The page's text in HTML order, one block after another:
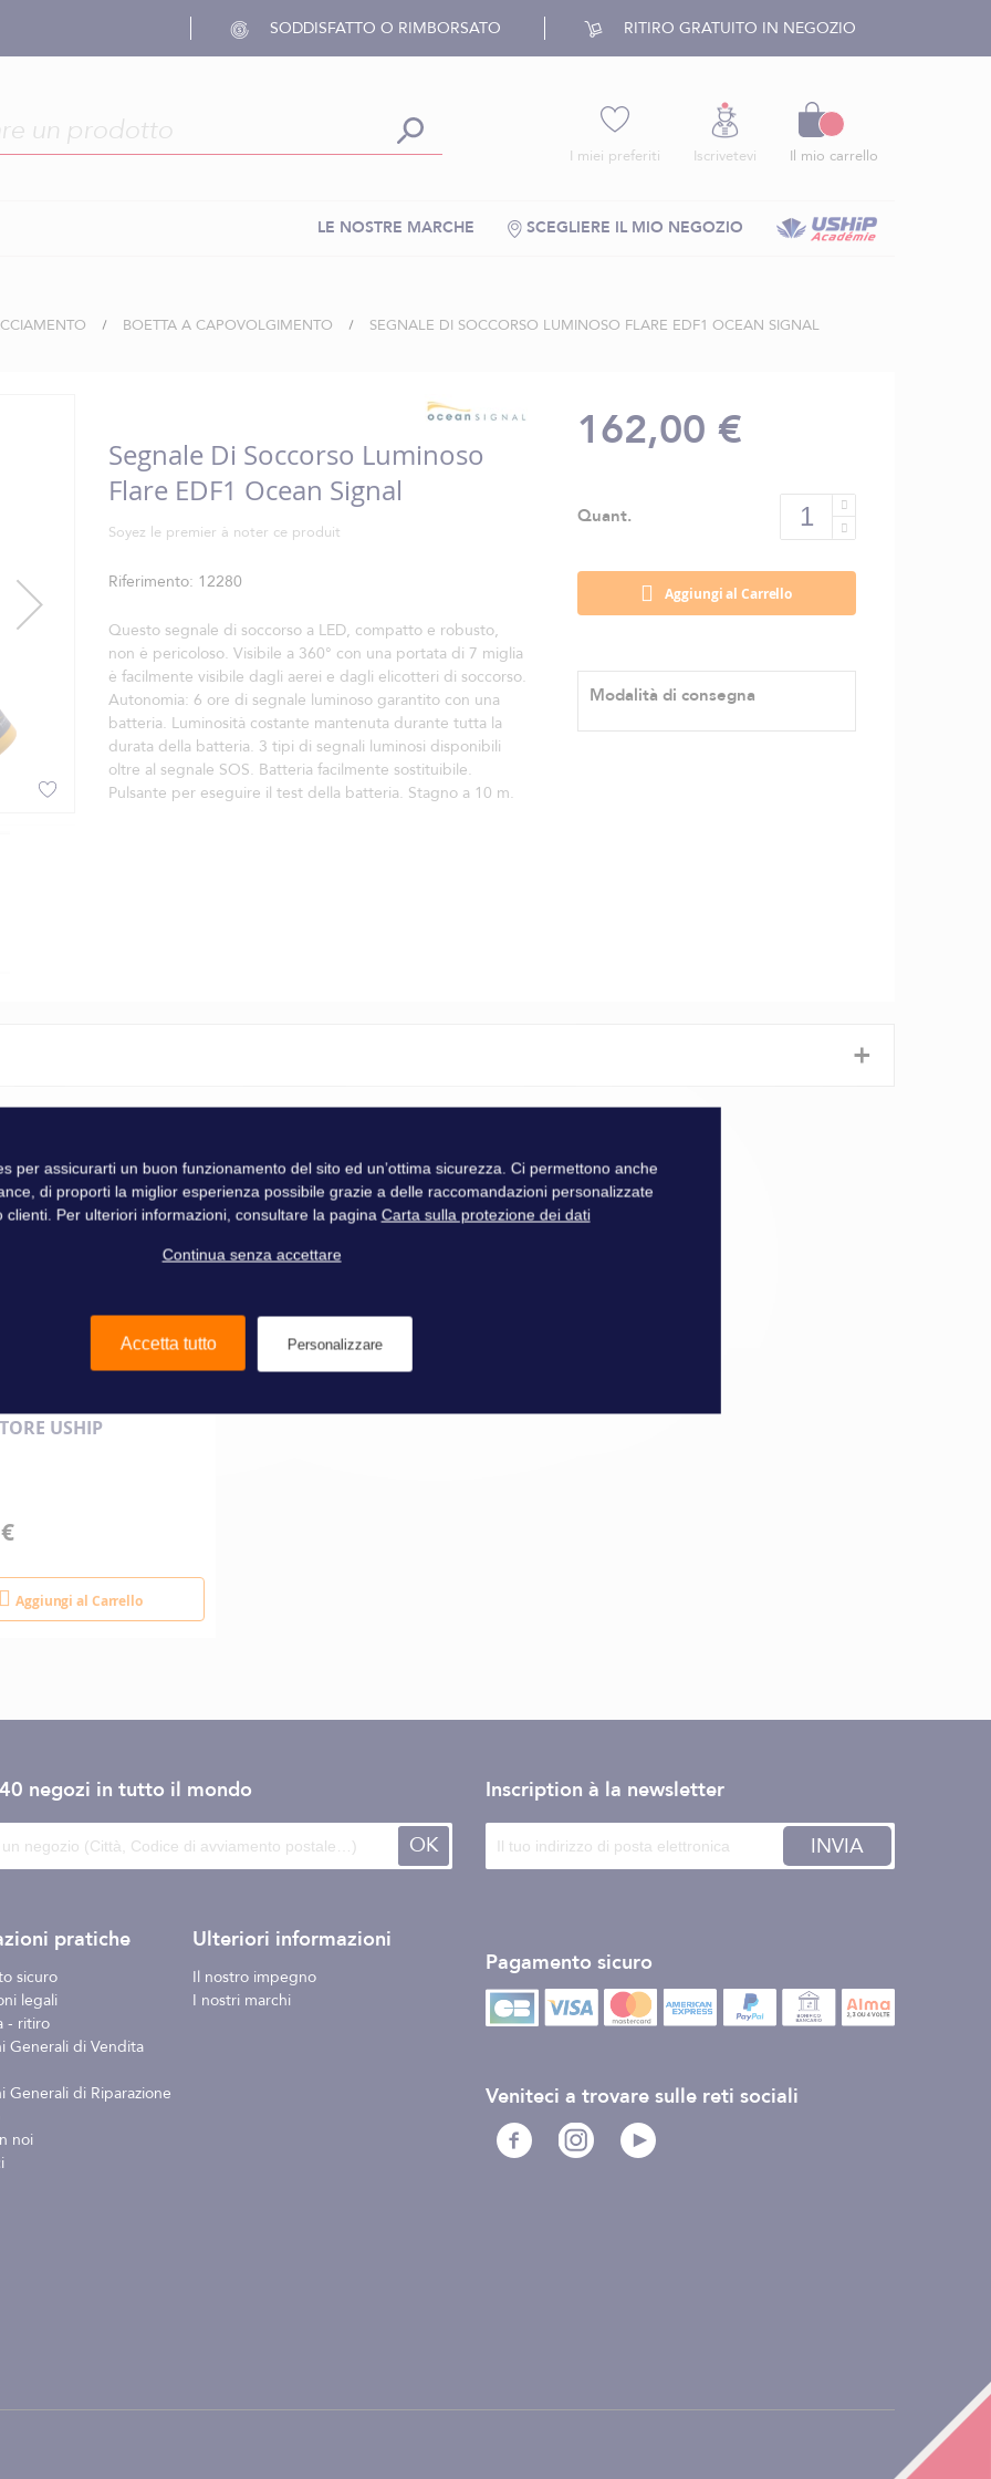
SODDISFATTO O RIMBORSATO RITIRO GRATUITO IN NEGOZIO
I miei preferiti Iscrivetevi Il mio carrello
SCEGLIERE IL MIO NEGOZIO
LE NOSTRE MARCHE
BOETTA A CAPOVOLGIMENTO SEGNALE DI SOCCORSO LUMINOSO FLARE EDF1 OCEAN SIGNAL
Segnale Di Soccorso Luminoso
Flare EDF1 Ocean Signal
Soyez le premier à noter ce produit
Riferimento 12280
Questo segnale di soccorso a LED, compatto e robusto,
non è pericoloso. Visibile a 360° con una portata di 7 miglia
è facilmente visibile dagli aerei e dagli elicotteri di soccorso.
Autonomia: 6 ore di segnale luminoso garantito con una
batteria. Luminosità costante mantenuta durante tutta la
durata della batteria. 3 tipi di segnali luminosi disponibili
oltre al segnale SOS. Batteria facilmente sostituibile.
Pulsante per eseguire il test della batteria. Stagno a 10 m.
162,00 €
Quant.
Aggiungi al Carrello
Modalità di consegna
+
Ocean Signal
USHIP
Aggiungi al Carrello
negozi in tutto il mondo
OK
pratiche
sicuro
legali
- ritiro
Generali di Vendita
Generali di Riparazione
noi
Ulteriori informazioni
Il nostro impegno
I nostri marchi
Inscription à la newsletter
INVIA
Pagamento sicuro
Veniteci a trovare sulle reti sociali
per assicurarti un buon funzionamento del sito ed un’ottima sicurezza. Ci permettono anche
di proporti la miglior esperienza possibile grazie a delle raccomandazioni personalizzate
clienti. Per ulteriori informazioni, consultare la pagina Carta sulla protezione dei dati
Continua senza accettare
Accetta tutto Personalizzare